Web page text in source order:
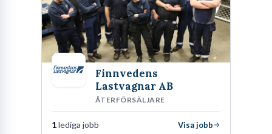
Finnvedens
Lastvagnar AB
ÅTERFÖRSÄLJARE
1lediga jobb
Visa jobb